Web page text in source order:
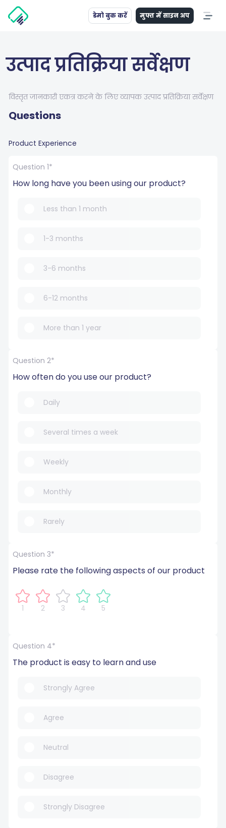
डेमो बुक करें मुफ्त में साइन अप
उत्पाद प्रतिक्रिया सर्वेक्षण
विस्तृत जानकारी एकत्र करने के लिए व्यापक उत्पाद प्रतिक्रिया सर्वेक्षण
Questions
Product Experience
Question 1*
How long have you been using our product?
Less than 1 month
1-3 months
3-6 months
6-12 months
More than 1 year
Question 2*
How often do you use our product?
Daily
Several times a week
Weekly
Monthly
Rarely
Question 3*
Please rate the following aspects of our product
1 2 3 4 5
Question 4*
The product is easy to learn and use
Strongly Agree
Agree
Neutral
Disagree
Strongly Disagree